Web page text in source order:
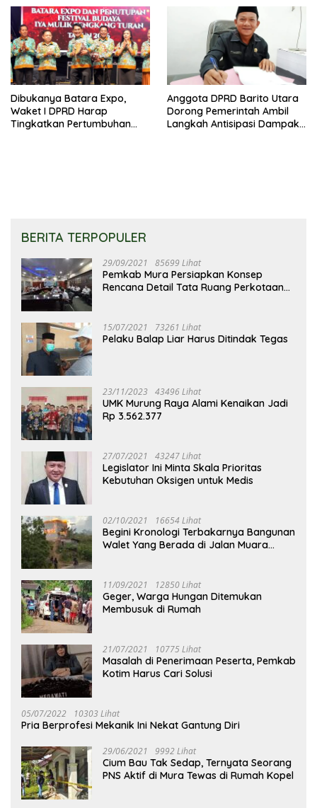
Dibukanya Batara Expo,
Waket I DPRD Harap
Tingkatkan Pertumbuhan
Anggota DPRD Barito Utara
Dorong Pemerintah Ambil
Langkah Antisipasi Dampak
BERITA TERPOPULER
29/09/2021 85699 Lihat
Pemkab Mura Persiapkan Konsep
Rencana Detail Tata Ruang Perkotaan
15/07/2021 73261 Lihat
Pelaku Balap Liar Harus Ditindak Tegas
23/11/2023 43496 Lihat
UMK Murung Raya Alami Kenaikan Jadi
Rp 3.562.377
27/07/2021 43247 Lihat
Legislator Ini Minta Skala Prioritas
Kebutuhan Oksigen untuk Medis
02/10/2021 16654 Lihat
Begini Kronologi Terbakarnya Bangunan
Walet Yang Berada di Jalan Muara
11/09/2021 12850 Lihat
Geger, Warga Hungan Ditemukan
Membusuk di Rumah
21/07/2021 10775 Lihat
Masalah di Penerimaan Peserta, Pemkab
Kotim Harus Cari Solusi
05/07/2022 10303 Lihat
Pria Berprofesi Mekanik Ini Nekat Gantung Diri
29/06/2021 9992 Lihat
Cium Bau Tak Sedap, Ternyata Seorang
PNS Aktif di Mura Tewas di Rumah Kopel